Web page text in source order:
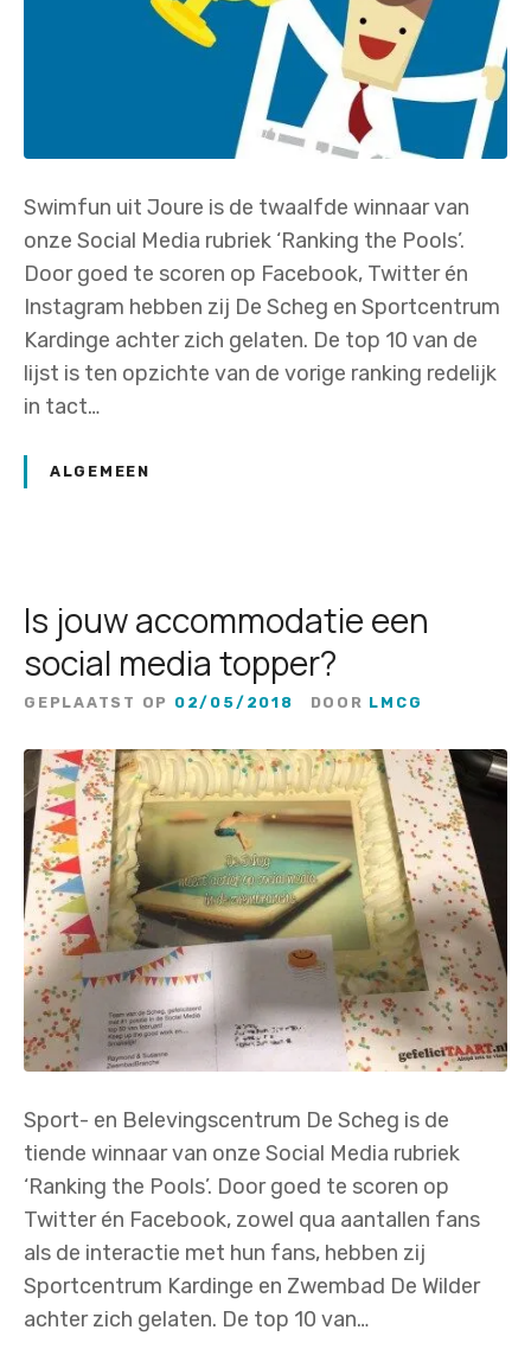
Swimfun uit Joure is de twaalfde winnaar van
onze Social Media rubriek ‘Ranking the Pools’.
Door goed te scoren op Facebook, Twitter én
Instagram hebben zij De Scheg en Sportcentrum
Kardinge achter zich gelaten. De top 10 van de
lijst is ten opzichte van de vorige ranking redelijk
in tact…
ALGEMEEN
Is jouw accommodatie een
social media topper?
GEPLAATST OP 02/05/2018 DOOR LMCG
Sport- en Belevingscentrum De Scheg is de
tiende winnaar van onze Social Media rubriek
‘Ranking the Pools’. Door goed te scoren op
Twitter én Facebook, zowel qua aantallen fans
als de interactie met hun fans, hebben zij
Sportcentrum Kardinge en Zwembad De Wilder
achter zich gelaten. De top 10 van…